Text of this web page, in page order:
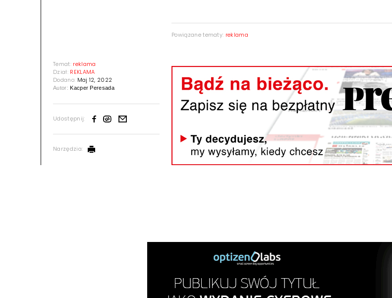
Temat: reklama
Dział: REKLAMA
Dodano: Maj 12, 2022
Autor:Kacper Peresada
Udostępnij:
Narzędzia:
Powiązane tematy: reklama